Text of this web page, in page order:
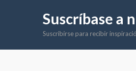
Suscríbase a
Suscribirse para recibir